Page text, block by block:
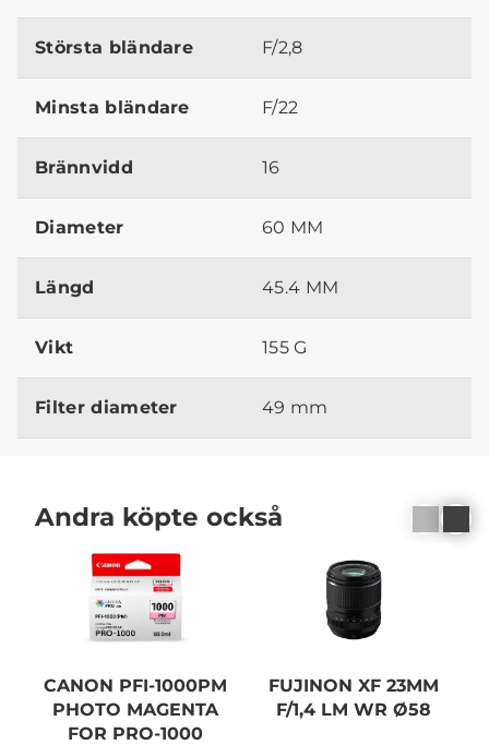
Största bländare F/2,8
Minsta bländare F/22
Brännvidd 16
Diameter 60 MM
Längd 45.4 MM
Vikt 155 G
Filter diameter 49 mm
Andra köpte också
CANON PFI-1000PM
PHOTO MAGENTA
FOR PRO-1000
FUJINON XF 23MM
F/1,4 LM WR Ø58